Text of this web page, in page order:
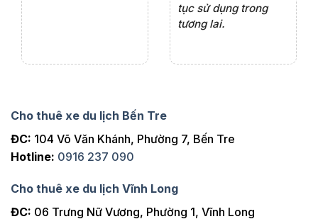
tục sử dụng trong
tương lai.
Cho thuê xe du lịch Bến Tre
ĐC: 104 Võ Văn Khánh, Phường 7, Bến Tre
Hotline: 0916 237 090
Cho thuê xe du lịch Vĩnh Long
ĐC: 06 Trưng Nữ Vương, Phường 1, Vĩnh Long